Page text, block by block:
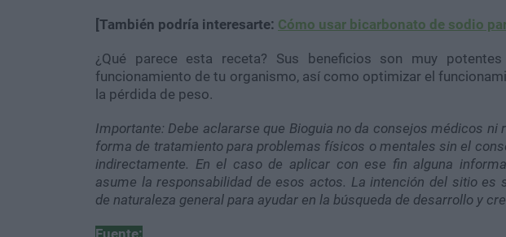
[También podría interesarte: Cómo usar bicarbonato de sodio
¿Qué parece esta receta? Sus beneficios son muy
funcionamiento de tu organismo, así como optimizar el
la pérdida de peso.
Importante: Debe aclararse que Bioguia no da consejos médicos
forma de tratamiento para problemas físicos o mentales sin el
indirectamente. En el caso de aplicar con ese fin alguna
asume la responsabilidad de esos actos. La intención del sitio es
de naturaleza general para ayudar en la búsqueda de desarrollo y